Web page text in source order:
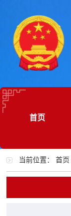
首页
当前位置：首页